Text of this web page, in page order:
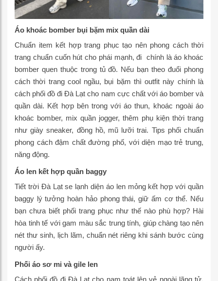
Áo khoác bomber bụi bặm mix quần dài
Chuẩn item kết hợp trang phục tạo nên phong cách thời
trang chuẩn cuốn hút cho phái mạnh, đi chính là áo khoác
bomber quen thuộc trong tủ đồ. Nếu bạn theo đuổi phong
cách thời trang cool ngầu, bụi bặm thì outfit này chính là
cách phối đồ đi Đà Lạt cho nam cực chất với áo bomber và
quần dài. Kết hợp bên trong với áo thun, khoác ngoài áo
khoác bomber, mix quần jogger, thêm phụ kiện thời trang
như giày sneaker, đồng hồ, mũ lưỡi trai. Tips phối chuẩn
phong cách đậm chất đường phố, với diện mạo trẻ trung,
năng động.
Áo len kết hợp quần baggy
Tiết trời Đà Lạt se lạnh diện áo len mỏng kết hợp với quần
baggy lý tưởng hoàn hảo phong thái, giữ ấm cơ thể. Nếu
bạn chưa biết phối trang phục như thế nào phù hợp? Hài
hòa tinh tế với gam màu sắc trung tính, giúp chàng tạo nên
nét thư sinh, lịch lãm, chuẩn nét riêng khi sánh bước cùng
người ấy.
Phối áo sơ mi và gile len
Cách phối đồ đi Đà Lạt cho nam toát lên vẻ ngoài lãng tử,